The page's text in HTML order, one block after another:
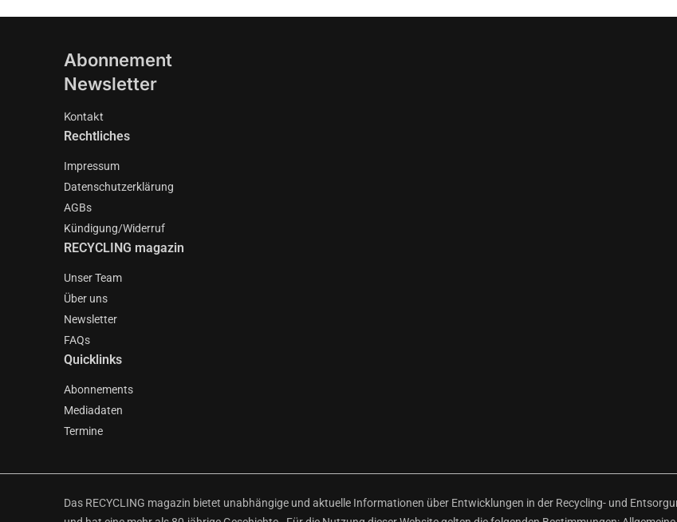
Abonnement
Newsletter
Kontakt
Rechtliches
Impressum
Datenschutzerklärung
AGBs
Kündigung/Widerruf
RECYCLING magazin
Unser Team
Über uns
Newsletter
FAQs
Quicklinks
Abonnements
Mediadaten
Termine
Das RECYCLING magazin bietet unabhängige und aktuelle Informationen über Entwicklungen in der Recycling- und